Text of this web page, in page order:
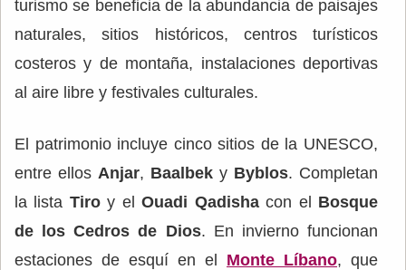
turismo se beneficia de laabundancia de paisajes
naturales, sitios históricos, centros turísticos
costeros y de montaña, instalaciones deportivas
al aire libre y festivales culturales.
El patrimonio incluye cinco sitios de la UNESCO,
entre ellos Anjar, Baalbek y Byblos. Completan
la lista Tiroy elOuadi Qadishacon el Bosque
de los Cedros de Dios. En invierno funcionan
estaciones de esquí en el Monte Líbano, que